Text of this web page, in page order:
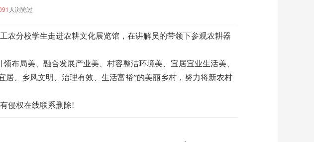
人浏览过
分校学生走进农耕文化展览馆，在讲解员的带领下参观农耕器
局美、融合发展产业美、村容整洁环境美、宜居宜业生活美、
居、乡风文明、治理有效、生活富裕”的美丽乡村，努力将新农村
侵权在线联系删除!